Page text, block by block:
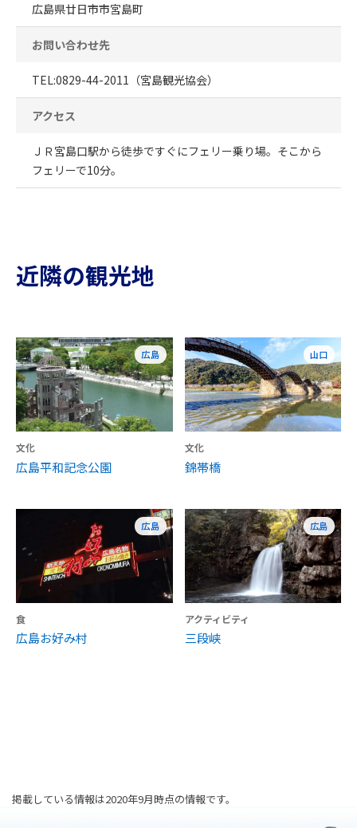
広島県廿日市市宮島町
お問い合わせ先
TEL:0829-44-2011（宮島観光協会）
アクセス
ＪＲ宮島口駅から徒歩ですぐにフェリー乗り場。そこから
フェリーで10分。
近隣の観光地
広島
文化
広島平和記念公園
山口
文化
錦帯橋
広島
食
広島お好み村
広島
アクティビティ
三段峡
掲載している情報は2020年9月時点の情報です。